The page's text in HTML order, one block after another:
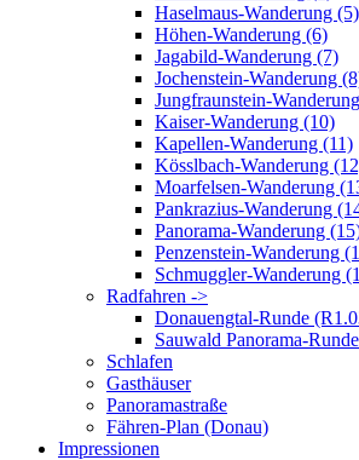
Haselmaus-Wanderung (5)
Höhen-Wanderung (6)
Jagabild-Wanderung (7)
Jochenstein-Wanderung
Jungfraunstein-
Kaiser-Wanderung (10)
Kapellen-Wanderung (11)
Kösslbach-Wanderung
Moarfelsen-Wanderung
Pankrazius-Wanderung
Panorama-Wanderung
Penzenstein-Wanderung
Schmuggler-Wanderung
Radfahren ->
Donauengtal-Runde
Sauwald Panorama-
Schlafen
Gasthäuser
Panoramastraße
Fähren-Plan (Donau)
Impressionen